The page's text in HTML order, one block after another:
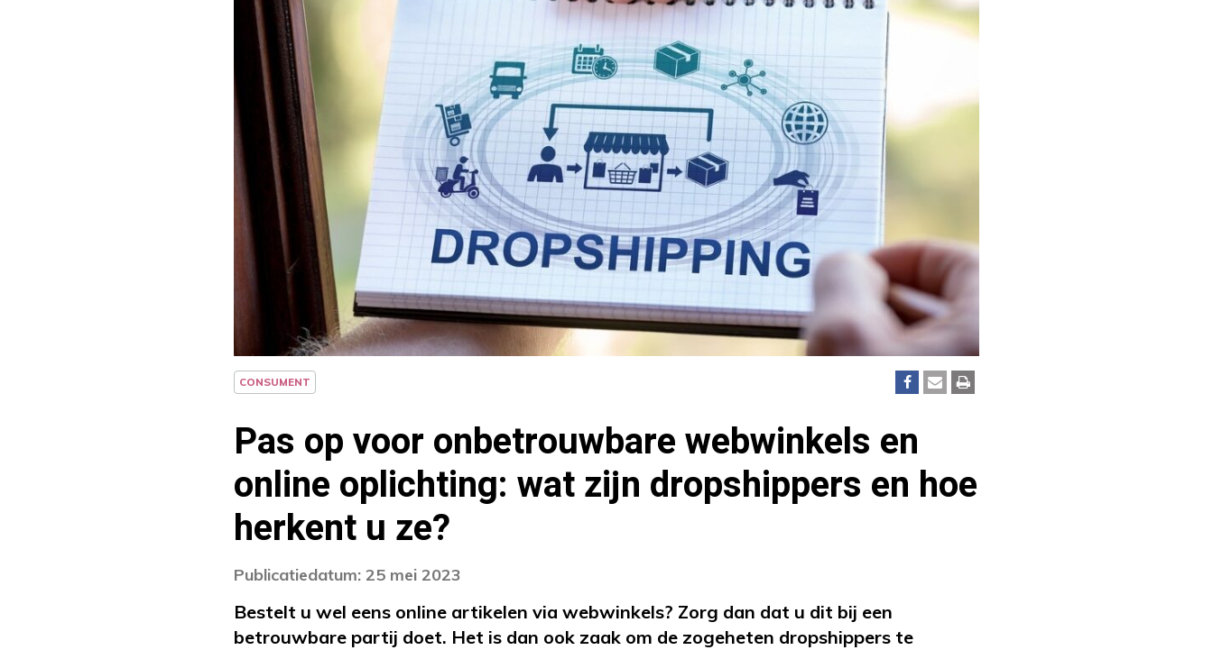
CONSUMENT
Pas op voor onbetrouwbare webwinkels en
online oplichting: wat zijn dropshippers en hoe
herkent u ze?
Publicatiedatum: 25 mei 2023
Bestelt u wel eens online artikelen via webwinkels? Zorg dan dat u dit bij een
betrouwbare partij doet. Het is dan ook zaak om de zogeheten dropshippers te